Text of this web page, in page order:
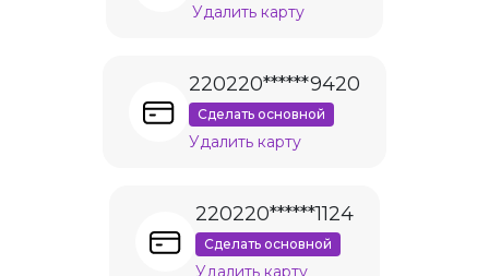
Удалить карту
220220******9420
Сделать основной
Удалить карту
220220******1124
Сделать основной
Удалить карту